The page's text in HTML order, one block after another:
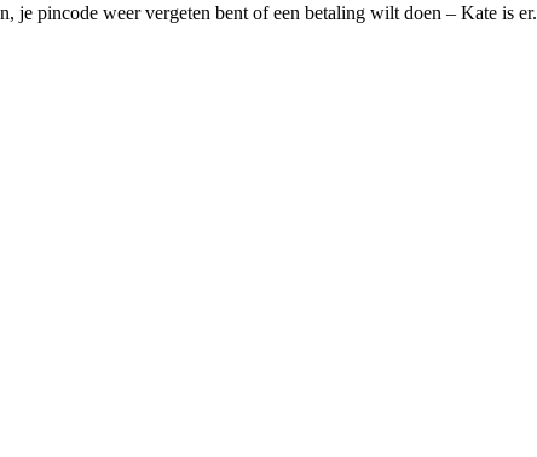
je pincode weer vergeten bent of een betaling wilt doen – Kate is er.